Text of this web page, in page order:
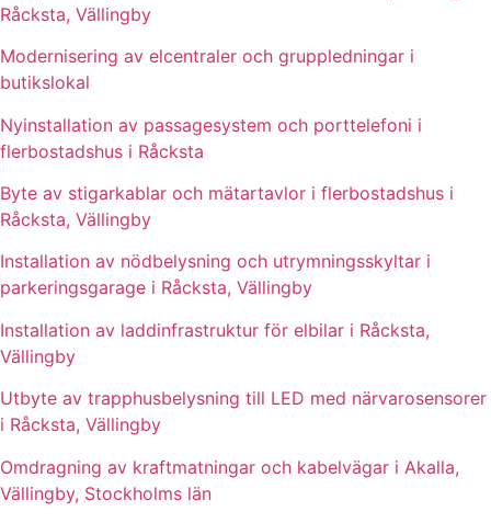
Råcksta, Vällingby
Modernisering av elcentraler och gruppledningar i
butikslokal
Nyinstallation av passagesystem och porttelefoni i
flerbostadshus i Råcksta
Byte av stigarkablar och mätartavlor i flerbostadshus i
Råcksta, Vällingby
Installation av nödbelysning och utrymningsskyltar i
parkeringsgarage i Råcksta, Vällingby
Installation av laddinfrastruktur för elbilar i Råcksta,
Vällingby
Utbyte av trapphusbelysning till LED med närvarosensorer
i Råcksta, Vällingby
Omdragning av kraftmatningar och kabelvägar i Akalla,
Vällingby, Stockholms län